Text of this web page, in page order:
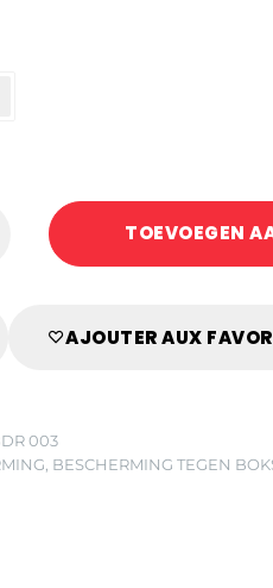
TOEVOEGEN
AJOUTER AUX
003
BESCHERMING TEGEN